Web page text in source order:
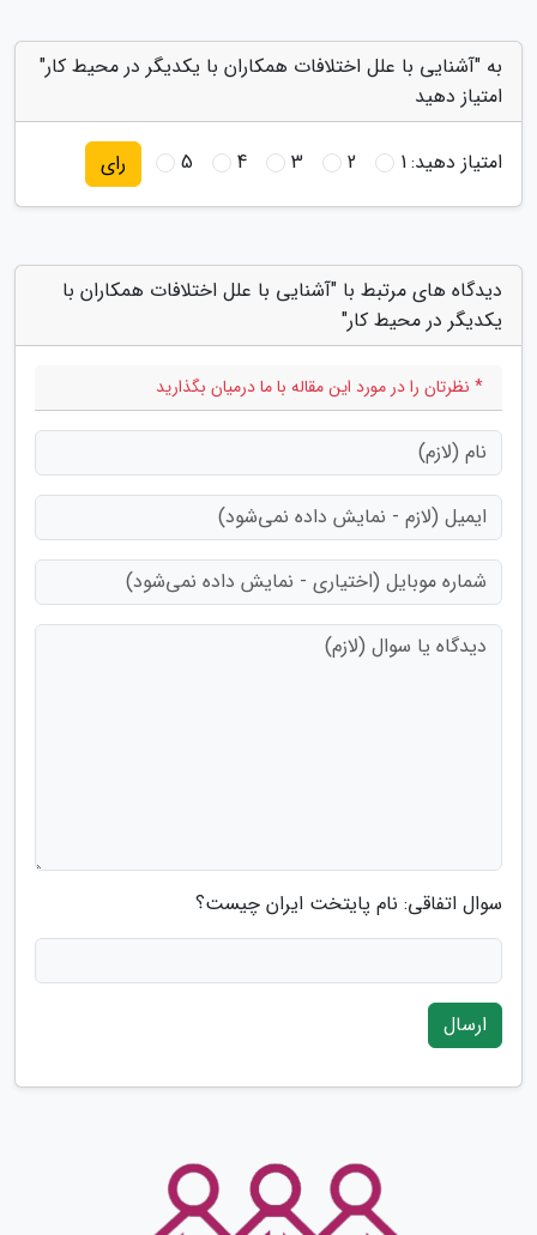
به "آشنایی با علل اختلافات همکاران با یکدیگر در محیط کار"
امتیاز دهید
امتیاز دهید:1
2
3
4
5 رای
دیدگاه های مرتبط با "آشنایی با علل اختلافات همکاران با
یکدیگر در محیط کار"
* نظرتان را در مورد این مقاله با ما درمیان بگذارید
سوال اتفاقی: نام پایتخت ایران چیست؟
ارسال